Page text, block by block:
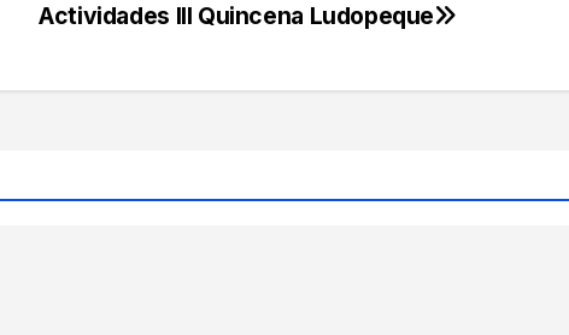
Actividades III Quincena Ludopeque